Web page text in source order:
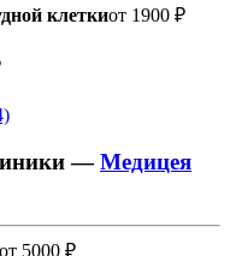
клеткиот 1900 ₽
—Медицея
от 5000 ₽